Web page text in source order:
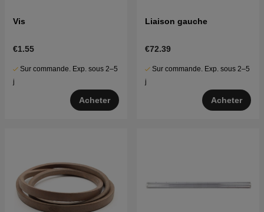
Vis
€1.55
Sur commande. Exp. sous 2–5
j
Acheter
Liaison gauche
€72.39
Sur commande. Exp. sous 2–5
j
Acheter